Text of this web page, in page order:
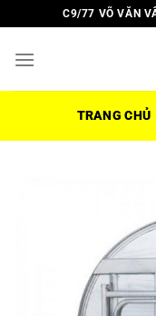
đến
nội
C9/77 VÕ VĂN
TRANG CHỦ